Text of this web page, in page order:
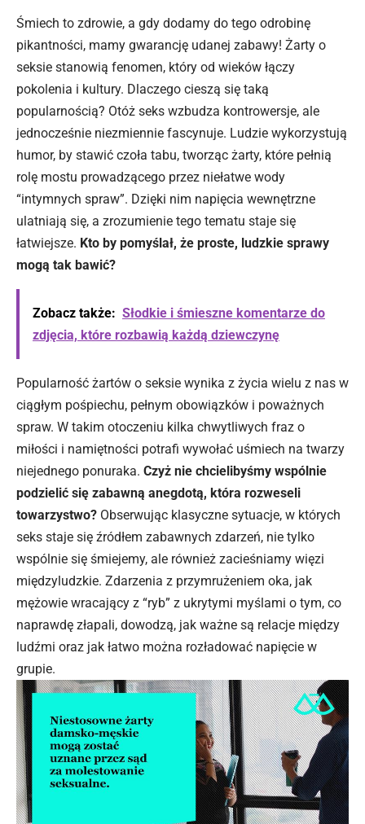
Śmiech to zdrowie, a gdy dodamy do tego odrobinę
pikantności, mamy gwarancję udanej zabawy! Żarty o
seksie stanowią fenomen, który od wieków łączy
pokolenia i kultury. Dlaczego cieszą się taką
popularnością? Otóż seks wzbudza kontrowersje, ale
jednocześnie niezmiennie fascynuje. Ludzie wykorzystują
humor, by stawić czoła tabu, tworząc żarty, które pełnią
rolę mostu prowadzącego przez niełatwe wody
“intymnych spraw”. Dzięki nim napięcia wewnętrzne
ulatniają się, a zrozumienie tego tematu staje się
łatwiejsze. Kto by pomyślał, że proste, ludzkie sprawy
mogą tak bawić?
Zobacz także: Słodkie i śmieszne komentarze do
zdjęcia, które rozbawią każdą dziewczynę
Popularność żartów o seksie wynika z życia wielu z nas w
ciągłym pośpiechu, pełnym obowiązków i poważnych
spraw. W takim otoczeniu kilka chwytliwych fraz o
miłości i namiętności potrafi wywołać uśmiech na twarzy
niejednego ponuraka. Czyż nie chcielibyśmy wspólnie
podzielić się zabawną anegdotą, która rozweseli
towarzystwo? Obserwując klasyczne sytuacje, w których
seks staje się źródłem zabawnych zdarzeń, nie tylko
wspólnie się śmiejemy, ale również zacieśniamy więzi
międzyludzkie. Zdarzenia z przymrużeniem oka, jak
mężowie wracający z “ryb” z ukrytymi myślami o tym, co
naprawdę złapali, dowodzą, jak ważne są relacje między
ludźmi oraz jak łatwo można rozładować napięcie w
grupie.